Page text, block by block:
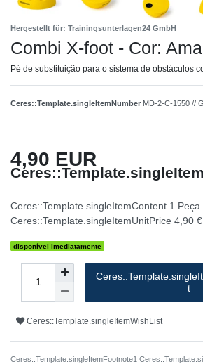
Hergestellt für: Trainingsunterlagen24 GmbH
Combi X-foot - Cor:
Pé de substituição para o sistema de obstáculos
Ceres::Template.singleItemNumber MD-2-C-1550 //
4,90 EUR
Ceres::Template.singleItemContent 1 Peça
Ceres::Template.singleItemUnitPrice 4,90
disponível imediatamente
t
Ceres::Template.singleItemWishList
Ceres::Template.singleItemFootnote1